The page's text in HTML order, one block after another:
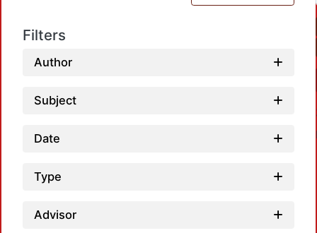
Filters
Author
Subject
Date
Type
Advisor